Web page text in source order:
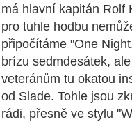
má hlavní kapitán Rolf
pro tuhle hodbu
připočítáme "One
brízu sedmdesátek,
veteránům tu okatou
od Slade. Tohle jsou
rádi, přesně ve stylu